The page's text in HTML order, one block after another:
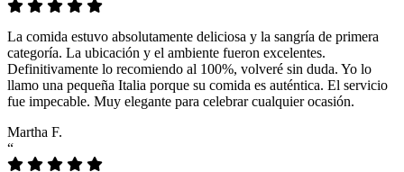
La comida estuvo absolutamente deliciosa y la sangría de primera
categoría. La ubicación y el ambiente fueron excelentes.
Definitivamente lo recomiendo al 100%, volveré sin duda. Yo lo
llamo una pequeña Italia porque su comida es auténtica. El servicio
fue impecable. Muy elegante para celebrar cualquier ocasión.
Martha F.
“